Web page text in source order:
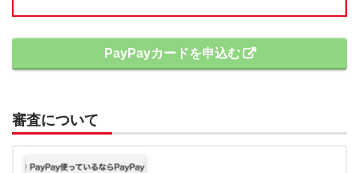
PayPayカードを申込む
審査について